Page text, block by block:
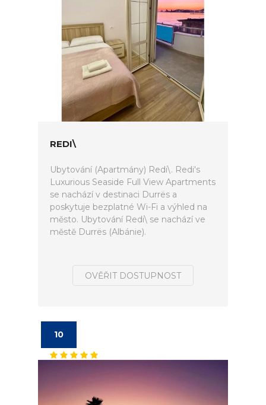
REDI\
Ubytování (Apartmány) Redi\. Redi's
Luxurious Seaside Full View Apartments
se nachází v destinaci Durrës a
poskytuje bezplatné Wi-Fi a výhled na
město. Ubytování Redi\ se nachází ve
městě Durrës (Albánie).
OVĚŘIT DOSTUPNOST
10